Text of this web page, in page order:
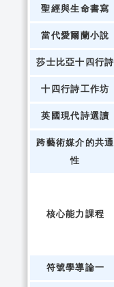
聖經與生命書寫
當代愛爾蘭小說
莎士比亞十四行詩
十四行詩工作坊
英國現代詩選讀
跨藝術媒介的共通
性
核心能力課程
符號學導論一